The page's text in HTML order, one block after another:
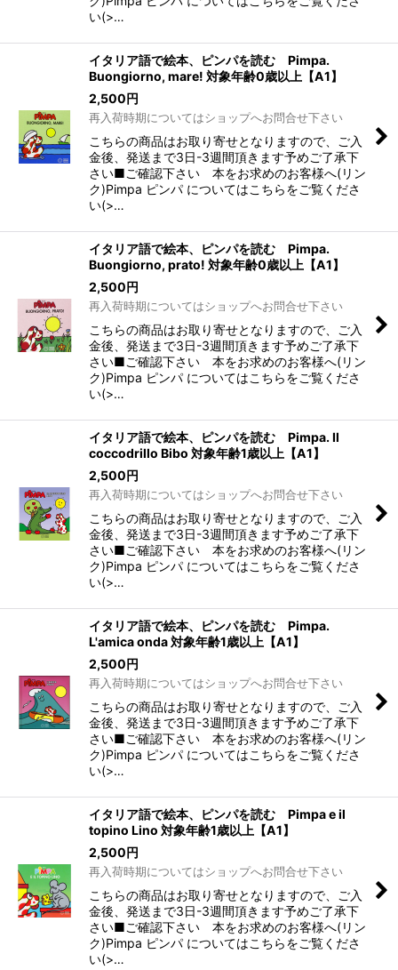
い(>…
イタリア語で絵本、ピンパを読む Pimpa.
Buongiorno, mare! 対象年齢0歳以上【A1】
2,500円
再入荷時期についてはショップへお問合せ下さい
こちらの商品はお取り寄せとなりますので、ご入
金後、発送まで3日-3週間頂きます予めご了承下
さい■ご確認下さい 本をお求めのお客様へ(リン
ク)Pimpa ピンパ についてはこちらをご覧くださ
い(>…
イタリア語で絵本、ピンパを読む Pimpa.
Buongiorno, prato! 対象年齢0歳以上【A1】
2,500円
再入荷時期についてはショップへお問合せ下さい
こちらの商品はお取り寄せとなりますので、ご入
金後、発送まで3日-3週間頂きます予めご了承下
さい■ご確認下さい 本をお求めのお客様へ(リン
ク)Pimpa ピンパ についてはこちらをご覧くださ
い(>…
イタリア語で絵本、ピンパを読む Pimpa. Il
coccodrillo Bibo 対象年齢1歳以上【A1】
2,500円
再入荷時期についてはショップへお問合せ下さい
こちらの商品はお取り寄せとなりますので、ご入
金後、発送まで3日-3週間頂きます予めご了承下
さい■ご確認下さい 本をお求めのお客様へ(リン
ク)Pimpa ピンパ についてはこちらをご覧くださ
い(>…
イタリア語で絵本、ピンパを読む Pimpa.
L'amica onda 対象年齢1歳以上【A1】
2,500円
再入荷時期についてはショップへお問合せ下さい
こちらの商品はお取り寄せとなりますので、ご入
金後、発送まで3日-3週間頂きます予めご了承下
さい■ご確認下さい 本をお求めのお客様へ(リン
ク)Pimpa ピンパ についてはこちらをご覧くださ
い(>…
イタリア語で絵本、ピンパを読む Pimpa e il
topino Lino 対象年齢1歳以上【A1】
2,500円
再入荷時期についてはショップへお問合せ下さい
こちらの商品はお取り寄せとなりますので、ご入
金後、発送まで3日-3週間頂きます予めご了承下
さい■ご確認下さい 本をお求めのお客様へ(リン
ク)Pimpa ピンパ についてはこちらをご覧くださ
い(>…